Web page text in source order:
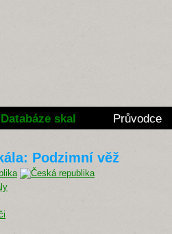
Databáze skal Průvodce
Podzimní věž